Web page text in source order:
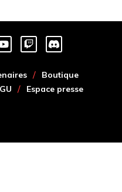
Boutique
Espace presse